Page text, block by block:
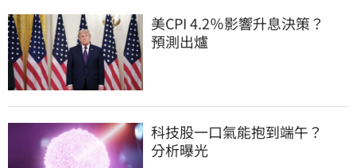
美CPI 4.2％影響升息決策？
預測出爐
科技股一口氣能抱到端午？
分析曝光